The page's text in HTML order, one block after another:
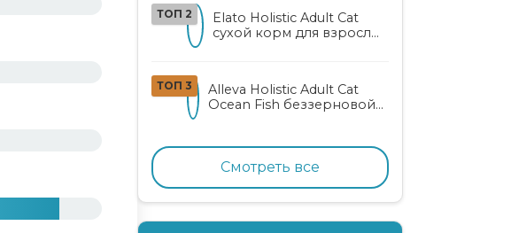
ТОП 2
Elato Holistic Adult Cat
сухой корм для взрослых
ТОП 3
Alleva Holistic Adult Cat
Ocean Fish беззерновой
рыбой, коноплей и алоэ
вера
Смотреть все